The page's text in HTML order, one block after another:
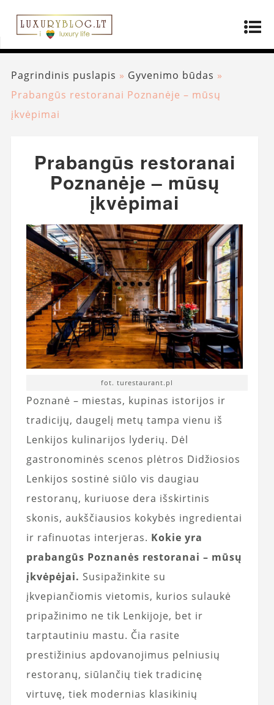
Pagrindinis puslapis » Gyvenimo būdas »
Prabangūs restoranai Poznanėje – mūsų
įkvėpimai
Prabangūs restoranai
Poznanėje – mūsų
įkvėpimai
fot. turestaurant.pl
Poznanė – miestas, kupinas istorijos ir
tradicijų, daugelį metų tampa vienu iš
Lenkijos kulinarijos lyderių. Dėl
gastronominės scenos plėtros Didžiosios
Lenkijos sostinė siūlo vis daugiau
restoranų, kuriuose dera išskirtinis
skonis, aukščiausios kokybės ingredientai
ir rafinuotas interjeras. Kokie yra
prabangūs Poznanės restoranai – mūsų
įkvėpėjai. Susipažinkite su
įkvepiančiomis vietomis, kurios sulaukė
pripažinimo ne tik Lenkijoje, bet ir
tarptautiniu mastu. Čia rasite
prestižinius apdovanojimus pelniusių
restoranų, siūlančių tiek tradicinę
virtuvę, tiek modernias klasikinių